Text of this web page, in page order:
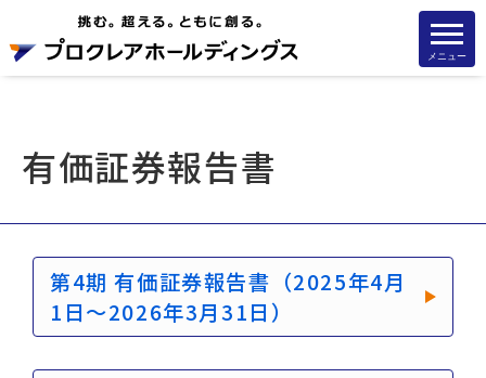
メニュー
有価証券報告書
第4期 有価証券報告書（2025年4月
1日～2026年3月31日）